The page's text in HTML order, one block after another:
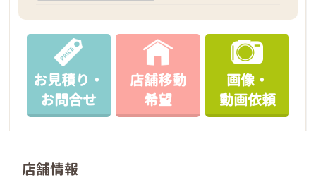
お見積り・
お問合せ
店舗移動
希望
画像・
動画依頼
店舗情報